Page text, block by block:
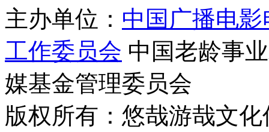
主办单位： 中国广播电
工作委员会 中国老龄事
媒基金管理委员会
版权所有：悠哉游哉文